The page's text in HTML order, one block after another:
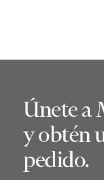
Únete a
y obtén
pedido.